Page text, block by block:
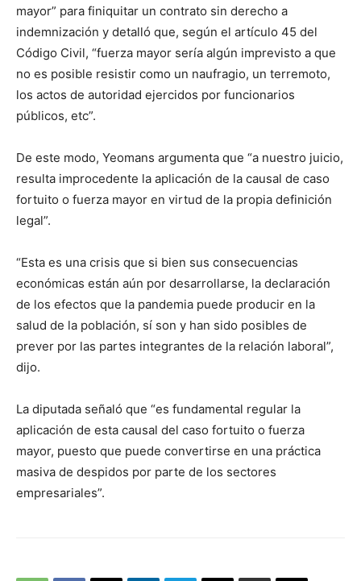
mayor” para finiquitar un contrato sin derecho a
indemnización y detalló que, según el artículo 45 del
Código Civil, “fuerza mayor sería algún imprevisto a que
no es posible resistir como un naufragio, un terremoto,
los actos de autoridad ejercidos por funcionarios
públicos, etc”.
De este modo, Yeomans argumenta que “a nuestro juicio,
resulta improcedente la aplicación de la causal de caso
fortuito o fuerza mayor en virtud de la propia definición
legal”.
“Esta es una crisis que si bien sus consecuencias
económicas están aún por desarrollarse, la declaración
de los efectos que la pandemia puede producir en la
salud de la población, sí son y han sido posibles de
prever por las partes integrantes de la relación laboral”,
dijo.
La diputada señaló que “es fundamental regular la
aplicación de esta causal del caso fortuito o fuerza
mayor, puesto que puede convertirse en una práctica
masiva de despidos por parte de los sectores
empresariales”.